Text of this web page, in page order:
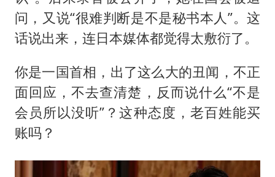
问，又说“很难判断是不是秘书本人”。这
话说出来，连日本媒体都觉得太敷衍了。
你是一国首相，出了这么大的丑闻，不正
面回应，不去查清楚，反而说什么“不是
会员所以没听”？这种态度，老百姓能买
账吗？